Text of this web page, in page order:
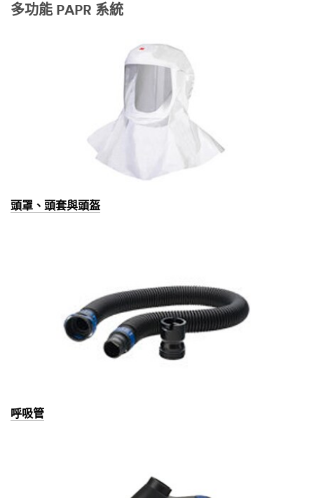
多功能 PAPR 系統
頭罩、頭套與頭盔
呼吸管